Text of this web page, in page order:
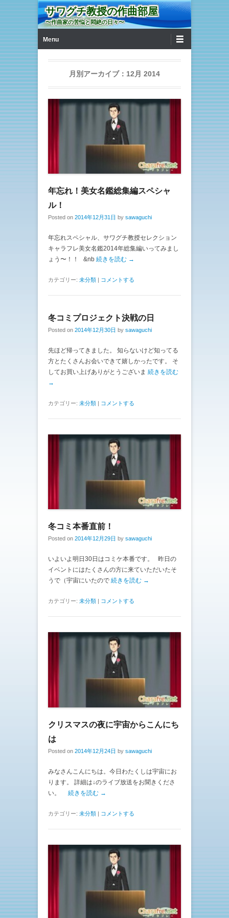
サワグチ教授の作曲部屋
〜作曲家の苦悩と悶絶の日々〜
Menu
月別アーカイブ： 12月 2014
年忘れ！美女名鑑総集編スペシャ
ル！
Posted on 2014年12月31日 by sawaguchi
年忘れスペシャル、サワグチ教授セレクション
キャラフレ美女名鑑2014年総集編いってみまし
ょう〜！！ &nb 続きを読む →
カテゴリー: 未分類 | コメントする
冬コミプロジェクト決戦の日
Posted on 2014年12月30日 by sawaguchi
先ほど帰ってきました。 知らないけど知ってる
方とたくさんお会いできて嬉しかったです。 そ
してお買い上げありがとうございま 続きを読む
→
カテゴリー: 未分類 | コメントする
冬コミ本番直前！
Posted on 2014年12月29日 by sawaguchi
いよいよ明日30日はコミケ本番です。 昨日の
イベントにはたくさんの方に来ていただいたそ
うで（宇宙にいたので 続きを読む →
カテゴリー: 未分類 コメントする
クリスマスの夜に宇宙からこんにち
は
Posted on 2014年12月24日 by sawaguchi
みなさんこんにちは。今日わたくしは宇宙にお
ります。 詳細は↓のライブ放送をお聞きくださ
い。 続きを読む →
カテゴリー: 未分類 | コメントする